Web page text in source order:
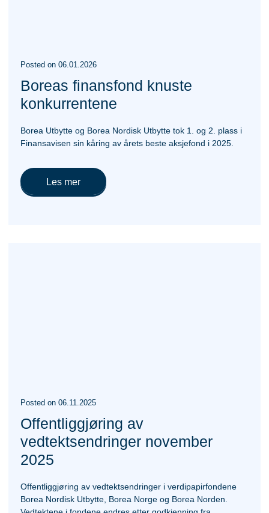
Posted on 06.01.2026
Boreas finansfond knuste
konkurrentene
Borea Utbytte og Borea Nordisk Utbytte tok 1. og 2. plass i
Finansavisen sin kåring av årets beste aksjefond i 2025.
Les mer
Posted on 06.11.2025
Offentliggjøring av
vedtektsendringer november
2025
Offentliggjøring av vedtektsendringer i verdipapirfondene
Borea Nordisk Utbytte, Borea Norge og Borea Norden.